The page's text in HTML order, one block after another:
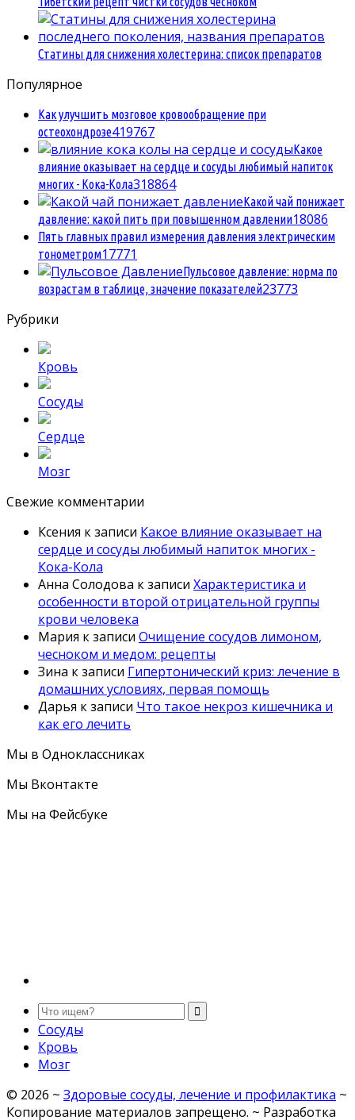
Статины для снижения холестерина: список препаратов
Популярное
Как улучшить мозговое кровообращение при
остеохондрозе419767
Какое
влияние оказывает на сердце и сосуды любимый напиток
многих - Кока-Кола318864
Какой чай понижает
давление: какой пить при повышенном давлении18086
Пять главных правил измерения давления электрическим
тонометром17771
Пульсовое давление: норма по
возрастам в таблице, значение показателей23773
Рубрики
Кровь
Сосуды
Сердце
Мозг
Свежие комментарии
Ксения к записи Какое влияние оказывает на
сердце и сосуды любимый напиток многих -
Кока-Кола
Анна Солодова к записи Характеристика и
особенности второй отрицательной группы
крови человека
Мария к записи Очищение сосудов лимоном,
чесноком и медом: рецепты
Зина к записи Гипертонический криз: лечение в
домашних условиях, первая помощь
Дарья к записи Что такое некроз кишечника и
как его лечить
Мы в Одноклассниках
Мы Вконтакте
Мы на Фейсбуке
Сосуды
Кровь
Мозг
© 2026 ~ Здоровые сосуды, лечение и профилактика ~
Копирование материалов запрещено. ~ Разработка